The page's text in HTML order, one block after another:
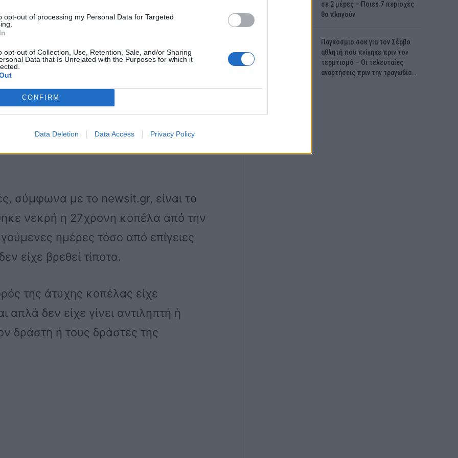
opt-out of processing my Personal Data for Targeted
opt-out of Collection, Use, Retention, Sale, and/or Sharing
Data that Is Unrelated with the Purposes for which it
CONFIRM
Data Deletion Data Access Privacy Policy
μέρα από κάμερα ασφαλείας
συγκεκριμένο σημείο και να
στα ρούχα του.
κινήσεις του 32χρονου
της 27χρονης:
σύμφωνα με το newsit.gr, είναι το
νεκρή η 27χρονη κοπέλα από την
ημέρες τόσο από επίγειες
είχε βρεθεί τίποτα.
της άτυχης κοπέλας είχε
απλά δεν είχε γίνει αντιληπτή ή
δράστη ή τους δράστες της
σε 2 μέpες – Ποιεs 7 πεpιοχές
θα πλnγούν
Παγκόσμιο σοκ για τον Σέρβο
αθλητή που πνίγηκε πριν τον
τερμτισμό – Οι τελευταίες
αναρτήσεις πριν την τραγωδία…